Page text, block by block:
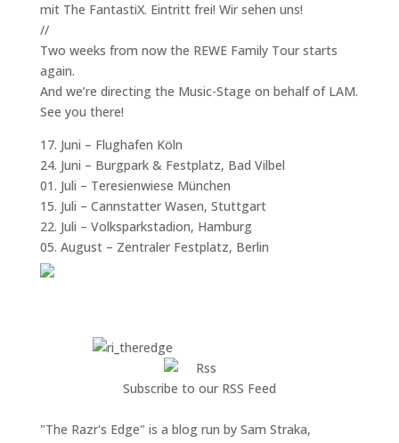
mit The FantastiX. Eintritt frei! Wir sehen uns!
//
Two weeks from now the REWE Family Tour starts
again.
And we’re directing the Music-Stage on behalf of LAM.
See you there!
17. Juni – Flughafen Köln
24. Juni – Burgpark & Festplatz, Bad Vilbel
01. Juli – Teresienwiese München
15. Juli – Cannstatter Wasen, Stuttgart
22. Juli – Volksparkstadion, Hamburg
05. August – Zentraler Festplatz, Berlin
Subscribe to our RSS Feed
"The Razr's Edge" is a blog run by Sam Straka,